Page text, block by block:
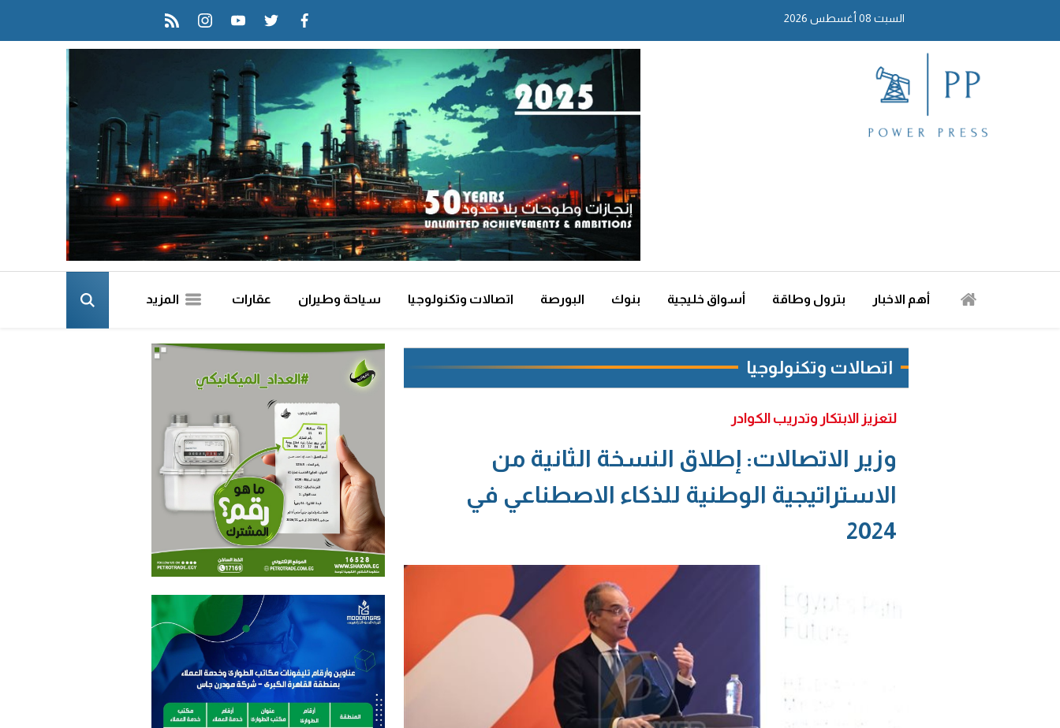
السبت 08 أغسطس 2026 facebook
twitter
youtube
instagram
rss feed
أهم الاخبار بترول وطاقة أسواق خليجية بنوك البورصة اتصالات وتكنولوجيا سياحة وطيران عقارات المزيد
اتصالات وتكنولوجيا
لتعزيز الابتكار وتدريب الكوادر
وزير الاتصالات: إطلاق النسخة الثانية من
الاستراتيجية الوطنية للذكاء الاصطناعي في
2024